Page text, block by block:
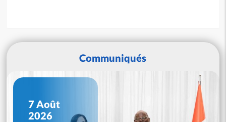
Communiqués
7 Août
2026